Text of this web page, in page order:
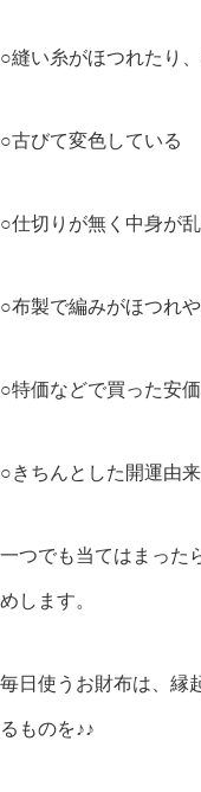
○縫い糸がほつれたり
○古びて変色している
○仕切りが無く中身が
○布製で編みがほつれ
○特価などで買った安
○きちんとした開運由
一つでも当てはまった
めします。
毎日使うお財布は、縁
るものを♪♪